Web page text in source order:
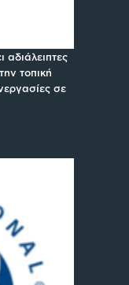
αδιάλειπτες
τοπική
σε